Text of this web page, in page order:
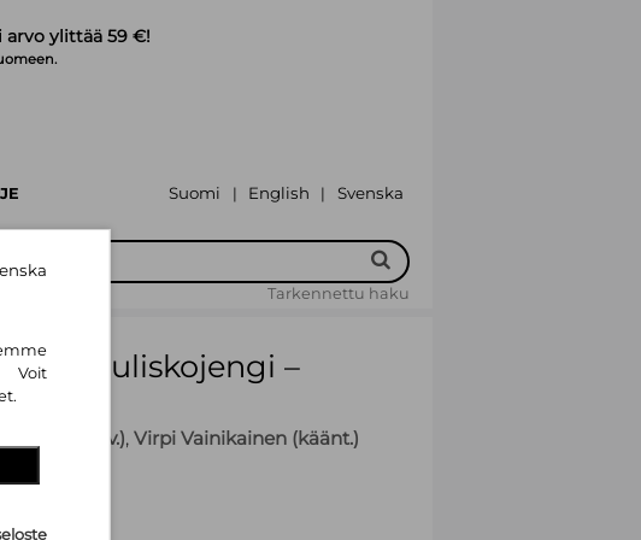
ylittää 59 €!
Suomi | English | Svenska
Tarkennettu haku
hirmuliskojengi –
(kuv.), Virpi Vainikainen (käänt.)
Voit